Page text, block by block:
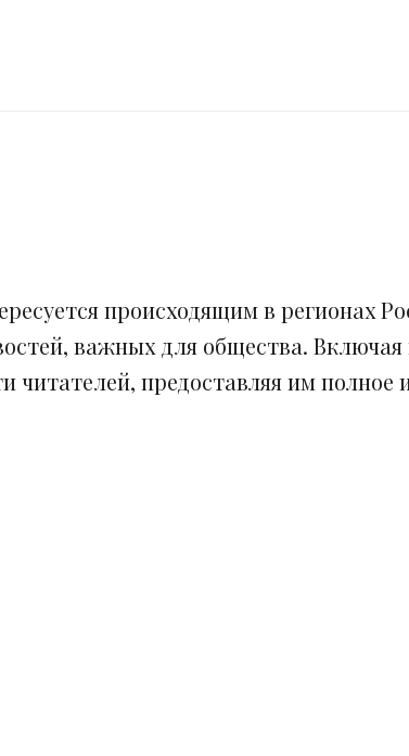
происходящим в регионах
важных для общества.
предоставляя им полное